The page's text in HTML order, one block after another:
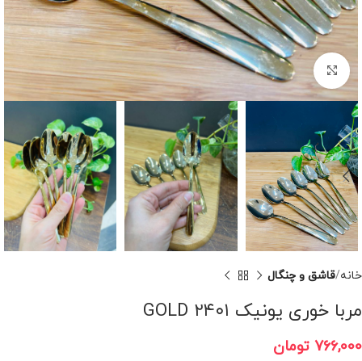
برای بزرگنمایی کلیک کنید
خانه قاشق و چنگال
مربا خوری یونیک ۲۴۰۱ GOLD
766,000 تومان